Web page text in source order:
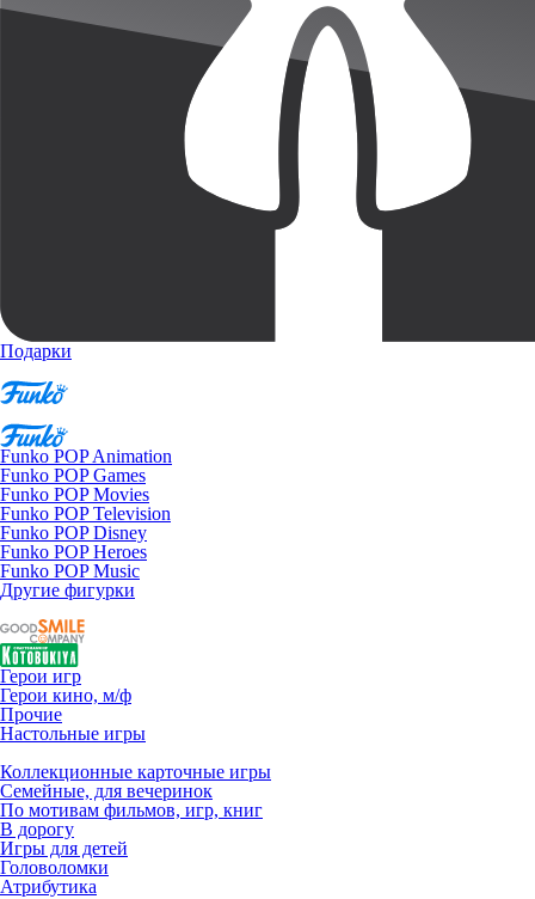
Подарки
Funko POP Animation
Funko POP Games
Funko POP Movies
Funko POP Television
Funko POP Disney
Funko POP Heroes
Funko POP Music
Другие фигурки
Герои игр
Герои кино, м/ф
Прочие
Настольные игры
Коллекционные карточные игры
Семейные, для вечеринок
По мотивам фильмов, игр, книг
В дорогу
Игры для детей
Головоломки
Атрибутика